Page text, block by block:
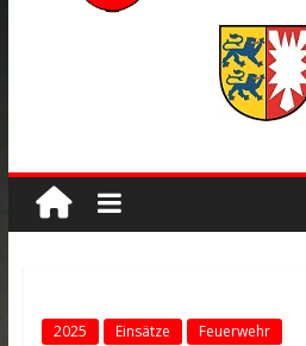
Der schönste Einsatz des Jahres
2025 Einsätze Feuerwehr